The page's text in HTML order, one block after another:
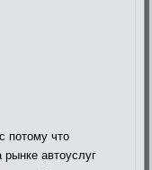
потому что
автоуслуг